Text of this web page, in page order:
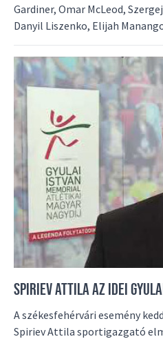
Gardiner, Omar McLeod,
Danyil Liszenko, Elijah
SPIRIEV ATTILA AZ IDEI
A székesfehérvári esemény
Spiriev Attila sportigazgató